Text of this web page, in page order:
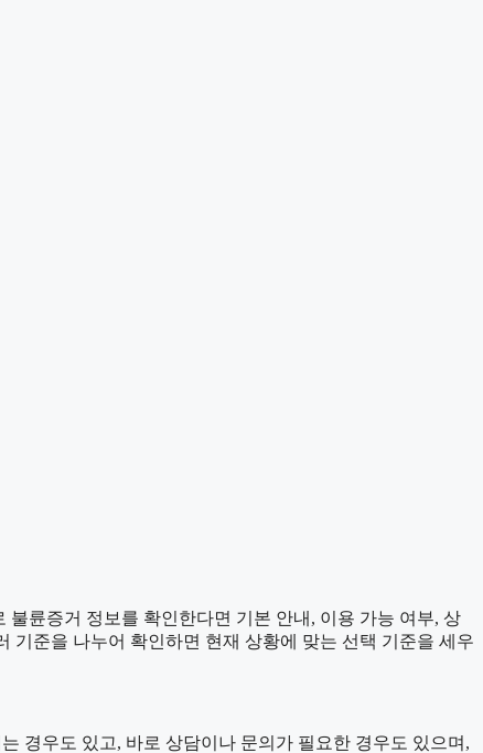
불륜증거 정보를 확인한다면 기본 안내, 이용 가능 여부, 상
기준을 나누어 확인하면 현재 상황에 맞는 선택 기준을 세우
경우도 있고, 바로 상담이나 문의가 필요한 경우도 있으며,